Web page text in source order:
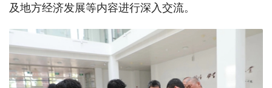
及地方经济发展等内容进行深入交流。